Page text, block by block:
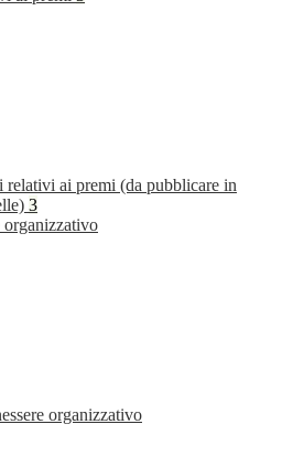
relativi ai premi (da pubblicare in
3
organizzativo
organizzativo